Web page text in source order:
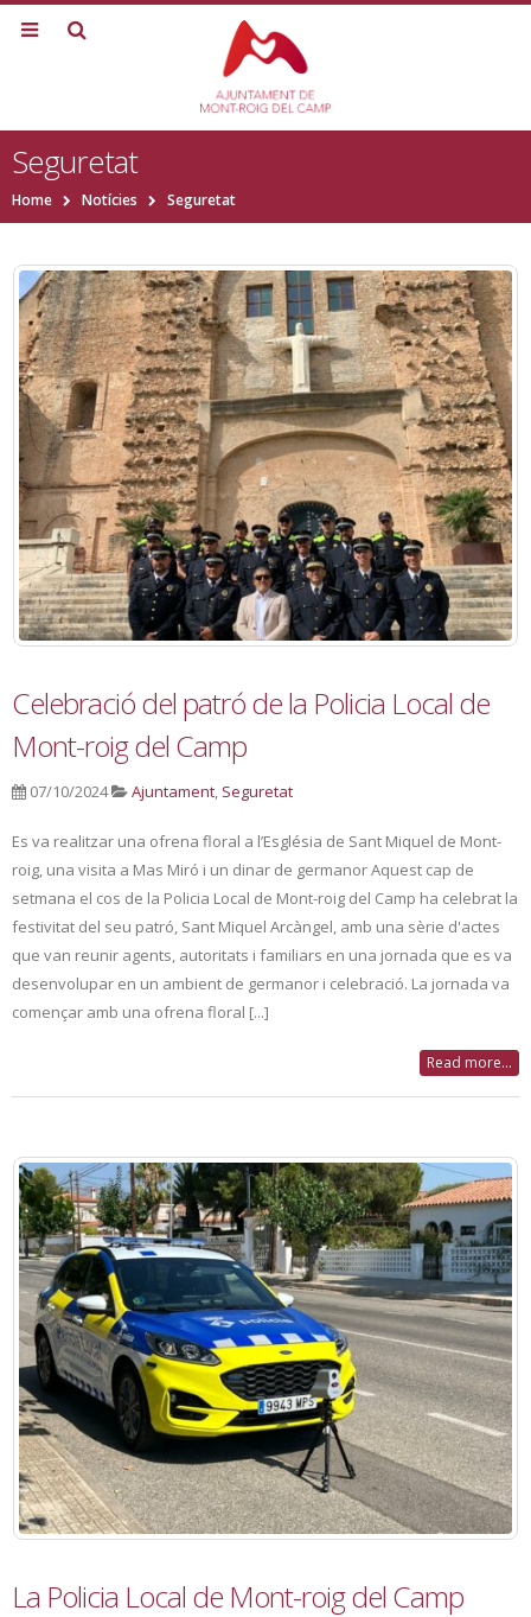
Seguretat
Home Notícies Seguretat
Celebració del patró de la Policia Local de
Mont-roig del Camp
07/10/2024 Ajuntament, Seguretat
Es va realitzar una ofrena floral a l’Església de Sant Miquel de Mont-
roig, una visita a Mas Miró i un dinar de germanor Aquest cap de
setmana el cos de la Policia Local de Mont-roig del Camp ha celebrat la
festivitat del seu patró, Sant Miquel Arcàngel, amb una sèrie d'actes
que van reunir agents, autoritats i familiars en una jornada que es va
desenvolupar en un ambient de germanor i celebració. La jornada va
començar amb una ofrena floral [...]
Read more...
La Policia Local de Mont-roig del Camp